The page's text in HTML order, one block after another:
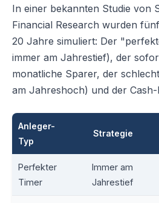
In einer bekannten Studie von
Financial Research wurden
20 Jahre simuliert: Der
immer am Jahrestief), der
monatliche Sparer, der
am Jahreshoch) und der Cash-
Anleger-
Typ
Strategie
Perfekter
Timer
Immer am
Jahrestief